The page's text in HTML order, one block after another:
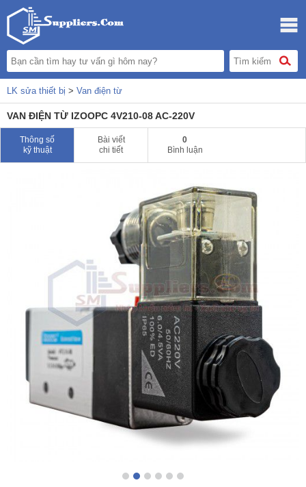
LK sửa thiết bị > Van điện từ
VAN ĐIỆN TỪ IZOOPC 4V210-08 AC-220V
Thông số
kỹ thuật
Bài viết
chi tiết
0
Bình luận